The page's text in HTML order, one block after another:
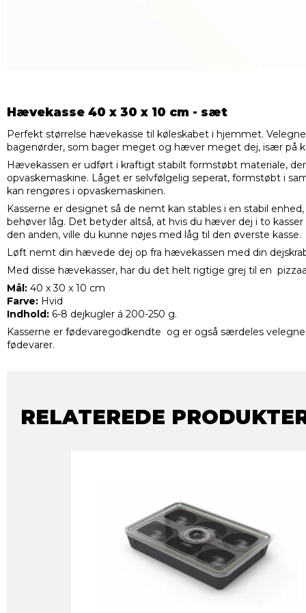
Hævekasse 40 x 30 x 10 cm - sæt
Perfekt størrelse hævekasse til køleskabet i hjemmet.
bagenørder, som bager meget og hæver meget dej, især på
Hævekassen er udført i kraftigt stabilt formstøbt materiale,
opvaskemaskine. Låget er selvfølgelig seperat, formstøbt i
kan rengøres i opvaskemaskinen.
Kasserne er designet så de nemt kan stables i en stabil
behøver låg. Det betyder altså, at hvis du hæver dej i to
den anden, ville du kunne nøjes med låg til den øverste kasse.
Løft nemt din hævede dej op fra hævekassen med din
Med disse hævekasser, har du det helt rigtige grej til en
Mål: 40 x 30 x 10 cm
Farve: Hvid
Indhold: 6-8 dejkugler á 200-250 g.
Kasserne er fødevaregodkendte og er også særdeles
fødevarer.
RELATEREDE